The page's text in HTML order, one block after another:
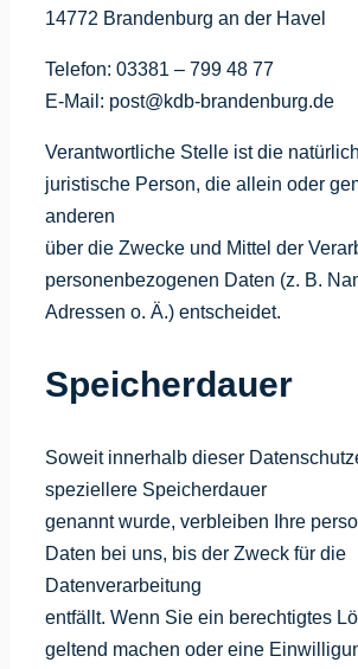
14772 Brandenburg an der Havel
Telefon: 03381 – 799 48 77
E-Mail: post@kdb-brandenburg.de
Verantwortliche Stelle ist die
juristische Person, die allein oder
anderen
über die Zwecke und Mittel der
personenbezogenen Daten (z. B.
Adressen o. Ä.) entscheidet.
Speicherdauer
Soweit innerhalb dieser
speziellere Speicherdauer
genannt wurde, verbleiben Ihre
Daten bei uns, bis der Zweck für die
Datenverarbeitung
entfällt. Wenn Sie ein berechtigtes
geltend machen oder eine